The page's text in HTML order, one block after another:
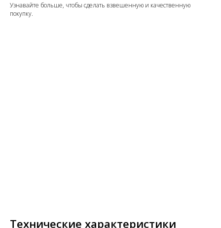
Узнавайте больше, чтобы сделать взвешенную и качественную
покупку.
Технические характеристики